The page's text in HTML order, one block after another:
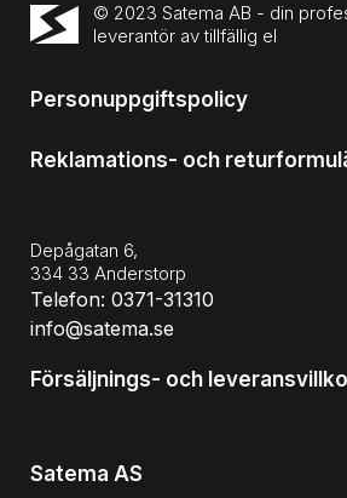
© 2023 Satema AB - din
leverantör av tillfällig el
Personuppgiftspolicy
Reklamations- och
Depågatan 6,
334 33 Anderstorp
Telefon: 0371-31310
info@satema.se
Försäljnings- och
Satema AS